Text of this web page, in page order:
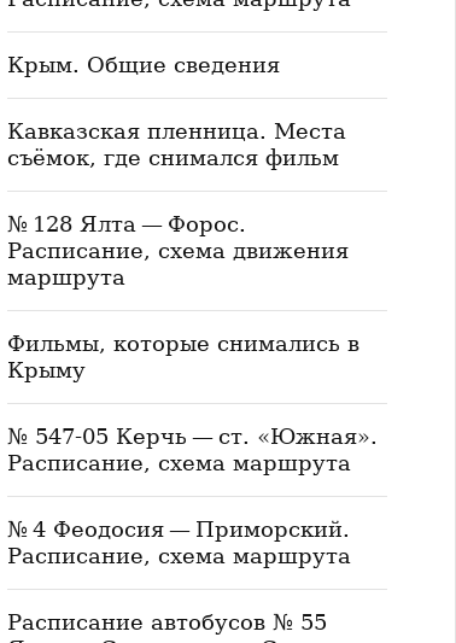
Крым. Общие сведения
Кавказская пленница. Места
съёмок, где снимался фильм
№ 128 Ялта — Форос.
Расписание, схема движения
маршрута
Фильмы, которые снимались в
Крыму
№ 547-05 Керчь — ст. «Южная».
Расписание, схема маршрута
№ 4 Феодосия — Приморский.
Расписание, схема маршрута
Расписание автобусов № 55